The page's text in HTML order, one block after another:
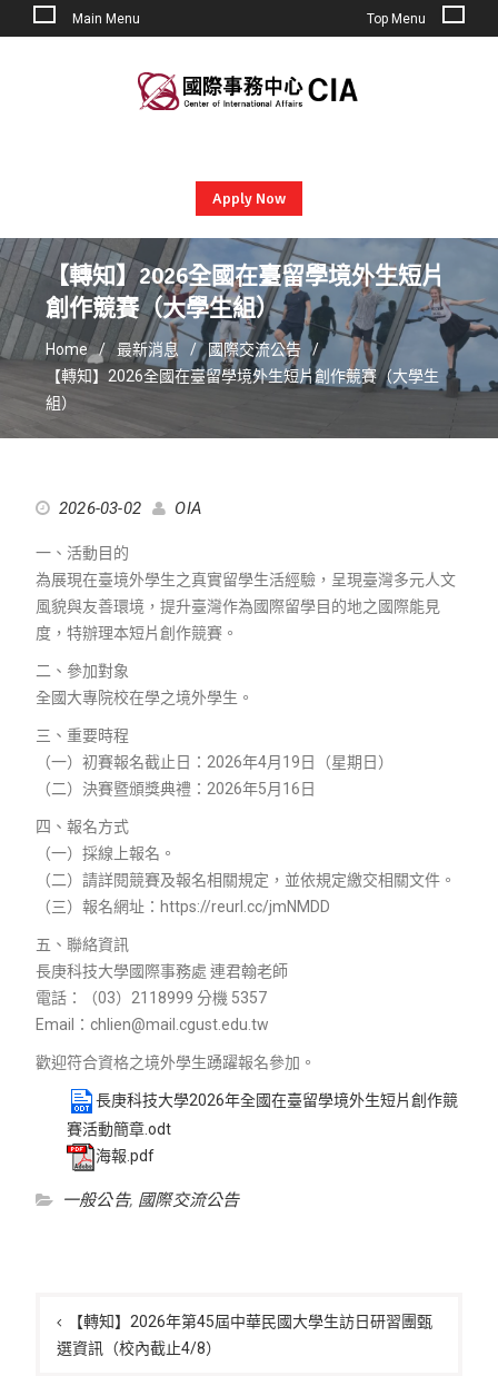
Main Menu Top Menu
Apply Now
【轉知】2026全國在臺留學境外生短片
創作競賽（大學生組）
Home 最新消息
國際交流公告
【轉知】2026全國在臺留學境外生短片創作競賽（大學生
組）
2026-03-02 OIA
一、活動目的
為展現在臺境外學生之真實留學生活經驗，呈現臺灣多元人文
風貌與友善環境，提升臺灣作為國際留學目的地之國際能見
度，特辦理本短片創作競賽。
二、參加對象
全國大專院校在學之境外學生。
三、重要時程
（一）初賽報名截止日：2026年4月19日（星期日）
（二）決賽暨頒獎典禮：2026年5月16日
四、報名方式
（一）採線上報名。
（二）請詳閱競賽及報名相關規定，並依規定繳交相關文件。
（三）報名網址：https://reurl.cc/jmNMDD
五、聯絡資訊
長庚科技大學國際事務處 連君翰老師
電話：（03）2118999 分機 5357
Email：chlien@mail.cgust.edu.tw
歡迎符合資格之境外學生踴躍報名參加。
長庚科技大學2026年全國在臺留學境外生短片創作競
賽活動簡章.odt
海報.pdf
一般公告, 國際交流公告
章
導
【轉知】2026年第45屆中華民國大學生訪日研習團甄
選資訊（校內截止4/8）